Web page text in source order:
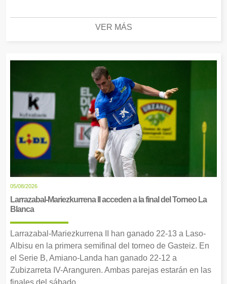
VER MÁS
05/08/2026
Larrazabal-Mariezkurrena II acceden a la final del Torneo La
Blanca
Larrazabal-Mariezkurrena II han ganado 22-13 a Laso-
Albisu en la primera semifinal del torneo de Gasteiz. En
el Serie B, Amiano-Landa han ganado 22-12 a
Zubizarreta IV-Aranguren. Ambas parejas estarán en las
finales del sábado.